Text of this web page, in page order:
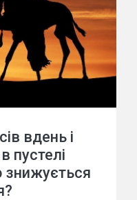
вдень і
пустелі
знижується